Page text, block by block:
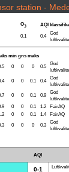
station -
O3 AQI
0.1 0.4
God
min gns maks
0 0 0 0.5
God
0 0 0.1 0.4
God
0 0 0.1 0.9
God
0 0 0.1 1.2
FairAQ
0 0 0.1 1.4
FairAQ
0 0 0 0.3
God
AQI
0-1